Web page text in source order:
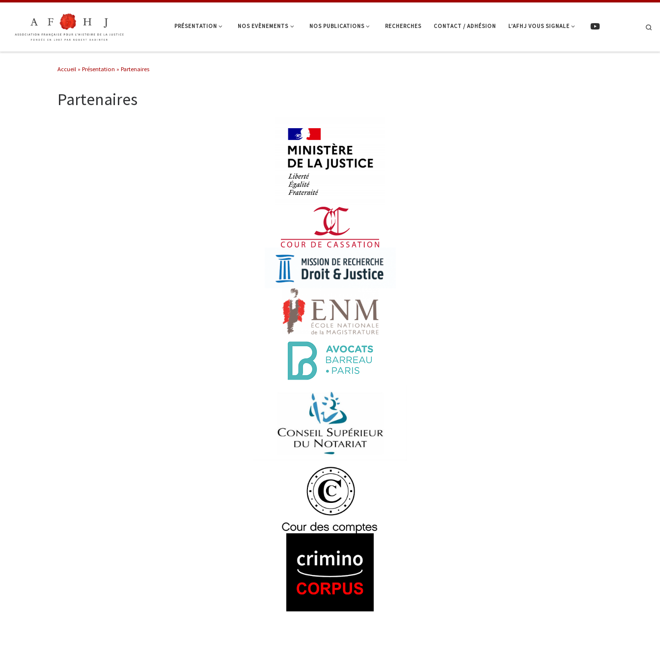
PRÉSENTATION NOS EVÈNEMENTS NOS PUBLICATIONS RECHERCHES CONTACT / ADHÉSION L’AFHJ VOUS SIGNALE
Accueil » Présentation » Partenaires
Partenaires